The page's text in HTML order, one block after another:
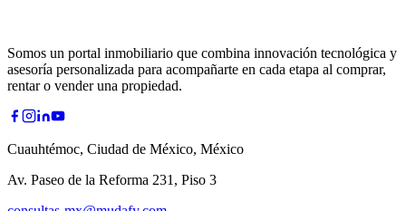
Somos un portal inmobiliario que combina innovación tecnológica y
asesoría personalizada para acompañarte en cada etapa al comprar,
rentar o vender una propiedad.
Cuauhtémoc, Ciudad de México, México
Av. Paseo de la Reforma 231, Piso 3